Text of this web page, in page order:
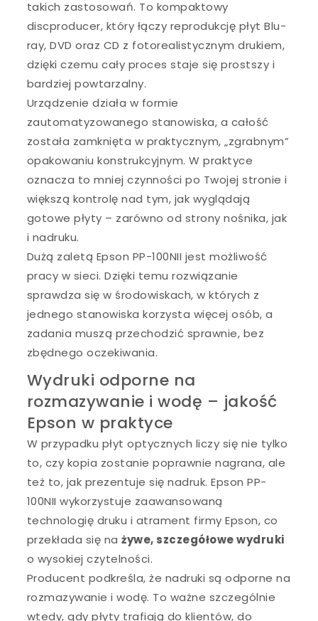
takich zastosowań. To kompaktowy
discproducer, który łączy reprodukcję płyt Blu-
ray, DVD oraz CD z fotorealistycznym drukiem,
dzięki czemu cały proces staje się prostszy i
bardziej powtarzalny.
Urządzenie działa w formie
zautomatyzowanego stanowiska, a całość
została zamknięta w praktycznym, „zgrabnym”
opakowaniu konstrukcyjnym. W praktyce
oznacza to mniej czynności po Twojej stronie i
większą kontrolę nad tym, jak wyglądają
gotowe płyty – zarówno od strony nośnika, jak
i nadruku.
Dużą zaletą Epson PP-100NII jest możliwość
pracy w sieci. Dzięki temu rozwiązanie
sprawdza się w środowiskach, w których z
jednego stanowiska korzysta więcej osób, a
zadania muszą przechodzić sprawnie, bez
zbędnego oczekiwania.
Wydruki odporne na
rozmazywanie i wodę – jakość
Epson w praktyce
W przypadku płyt optycznych liczy się nie tylko
to, czy kopia zostanie poprawnie nagrana, ale
też to, jak prezentuje się nadruk. Epson PP-
100NII wykorzystuje zaawansowaną
technologię druku i atrament firmy Epson, co
przekłada się nażywe, szczegółowe wydruki
o wysokiej czytelności.
Producent podkreśla, że nadruki są odporne na
rozmazywanie i wodę. To ważne szczególnie
wtedy, gdy płyty trafiają do klientów, do